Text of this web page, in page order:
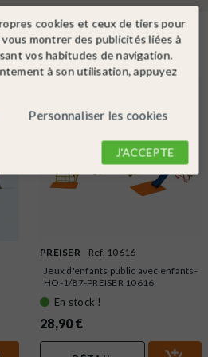
catégorie
PREISER
Ref. 10616
Jeux d'enfants public avec enfants-
HO-1/87-PREISER 10616
En stock !
28,90 €
cookies et ceux de tiers pour
montrer des publicités liées à
vos habitudes de navigation.
à son utilisation, appuyez
Personnaliser les cookies
J'ACCEPTE